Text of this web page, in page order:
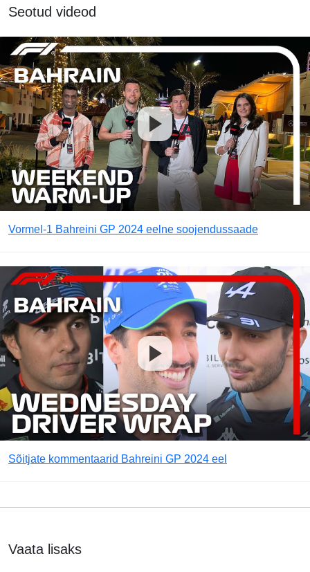
Seotud videod
Vormel-1 Bahreini GP 2024 eelne soojendussaade
Sõitjate kommentaarid Bahreini GP 2024 eel
Vaata lisaks